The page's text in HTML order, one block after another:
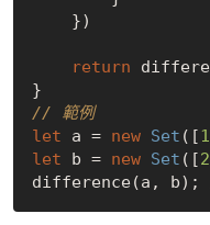
return
// 範例
let a = new Set ([1
let b = new Set ([2
difference(a, b);